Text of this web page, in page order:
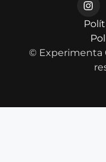
© Experimenta